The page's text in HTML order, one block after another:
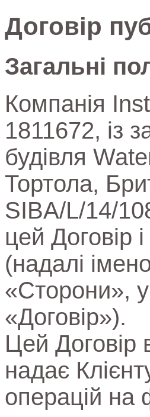
Договір
Загальні
Компанія
1811672, із
будівля
Тортола,
SIBA/L/14/
цей Договір
(надалі
«Сторони»,
«Договір»).
Цей Договір
надає
операцій на